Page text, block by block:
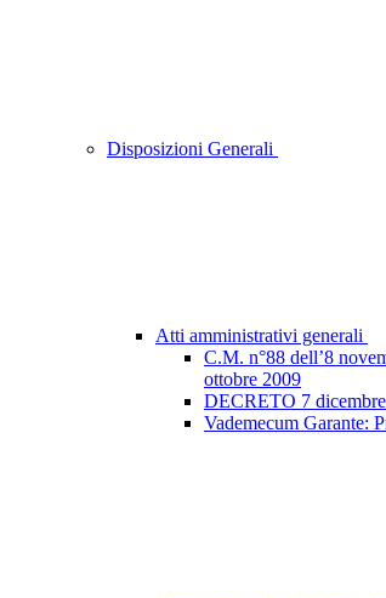
Disposizioni Generali
Atti amministrativi generali
C.M. n°88 dell’8
ottobre 2009
DECRETO 7
Vademecum Garante: